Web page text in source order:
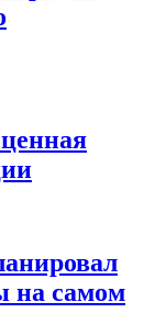
на самом